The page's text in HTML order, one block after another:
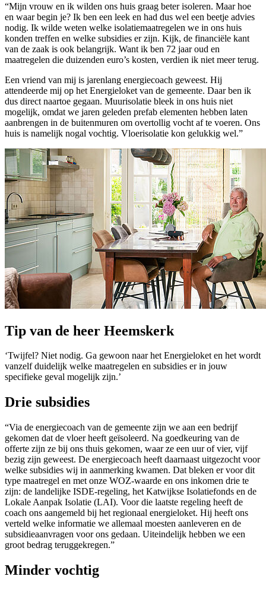
“Mijn vrouw en ik wilden ons huis graag beter isoleren. Maar hoe
en waar begin je? Ik ben een leek en had dus wel een beetje advies
nodig. Ik wilde weten welke isolatiemaatregelen we in ons huis
konden treffen en welke subsidies er zijn. Kijk, de financiële kant
van de zaak is ook belangrijk. Want ik ben 72 jaar oud en
maatregelen die duizenden euro’s kosten, verdien ik niet meer terug.
Een vriend van mij is jarenlang energiecoach geweest. Hij
attendeerde mij op het Energieloket van de gemeente. Daar ben ik
dus direct naartoe gegaan. Muurisolatie bleek in ons huis niet
mogelijk, omdat we jaren geleden prefab elementen hebben laten
aanbrengen in de buitenmuren om overtollig vocht af te voeren. Ons
huis is namelijk nogal vochtig. Vloerisolatie kon gelukkig wel.”
Tip van de heer Heemskerk
‘Twijfel? Niet nodig. Ga gewoon naar het Energieloket en het wordt
vanzelf duidelijk welke maatregelen en subsidies er in jouw
specifieke geval mogelijk zijn.’
Drie subsidies
“Via de energiecoach van de gemeente zijn we aan een bedrijf
gekomen dat de vloer heeft geïsoleerd. Na goedkeuring van de
offerte zijn ze bij ons thuis gekomen, waar ze een uur of vier, vijf
bezig zijn geweest. De energiecoach heeft daarnaast uitgezocht voor
welke subsidies wij in aanmerking kwamen. Dat bleken er voor dit
type maatregel en met onze WOZ-waarde en ons inkomen drie te
zijn: de landelijke ISDE-regeling, het Katwijkse Isolatiefonds en de
Lokale Aanpak Isolatie (LAI). Voor die laatste regeling heeft de
coach ons aangemeld bij het regionaal energieloket. Hij heeft ons
verteld welke informatie we allemaal moesten aanleveren en de
subsidieaanvragen voor ons gedaan. Uiteindelijk hebben we een
groot bedrag teruggekregen.”
Minder vochtig